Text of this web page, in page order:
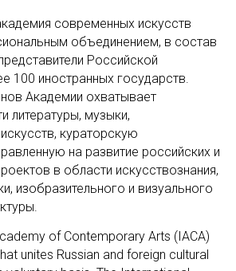
современных искусств
объединением, в состав
Российской
100 иностранных государств.
Академии охватывает
литературы, музыки,
кураторскую
на развитие российских и
в области искусствознания,
изобразительного и визуального
of Contemporary Arts (IACA)
unites Russian and foreign cultural